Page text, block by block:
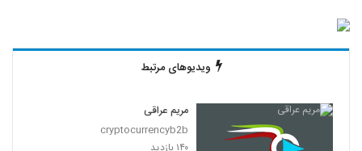
ویدیوهای مرتبط
مریم عراقی
cryptocurrencyb2b